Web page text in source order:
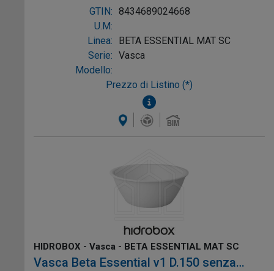
BBEC0016GTIN: 8434689024668
U.M:
Linea:
BETA ESSENTIAL MAT SC
Serie: Vasca
Modello:
Prezzo di Listino (*)
HIDROBOX - Vasca - BETA ESSENTIAL MAT SC
Vasca Beta Essential v1 D.150 senza